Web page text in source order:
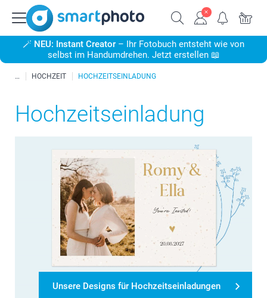
🪄 NEU: Instant Creator – Ihr Fotobuch entsteht wie von
selbst im Handumdrehen. Jetzt erstellen 📖
HOCHZEIT HOCHZEITSEINLADUNG
Hochzeitseinladung
Unsere Designs für Hochzeitseinladungen